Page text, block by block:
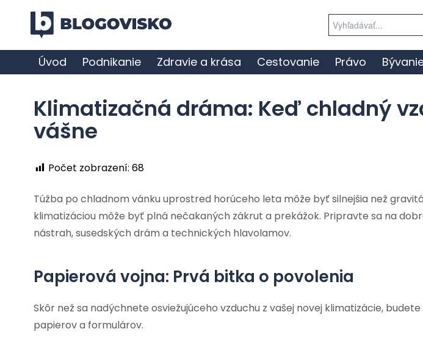
Úvod Podnikanie Zdravie a krása Cestovanie Právo
Klimatizačná dráma: Keď chladný
vášne
Počet zobrazení: 68
Túžba po chladnom vánku uprostred horúceho leta môže byť silnejšia než
klimatizáciou môže byť plná nečakaných zákrut a prekážok. Pripravte sa na
nástrah, susedských drám a technických hlavolamov.
Papierová vojna: Prvá bitka o povolenia
Skôr než sa nadýchnete osviežujúceho vzduchu z vašej novej klimatizácie,
papierov a formulárov.